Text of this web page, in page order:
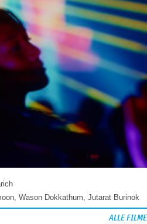
, Wason Dokkathum, Jutarat Burinok
ALLE FILME